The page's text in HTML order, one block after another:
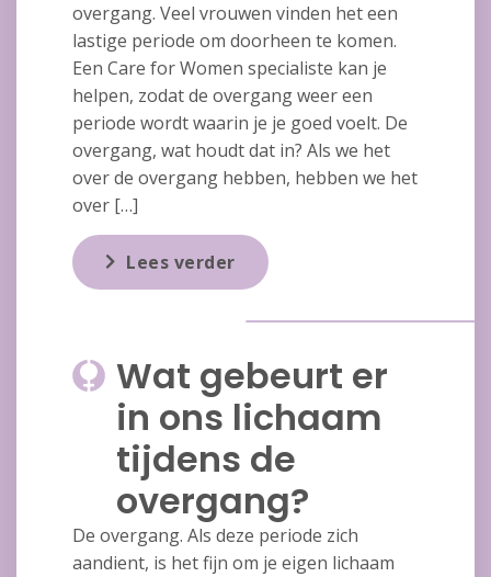
overgang. Veel vrouwen vinden het een
lastige periode om doorheen te komen.
Een Care for Women specialiste kan je
helpen, zodat de overgang weer een
periode wordt waarin je je goed voelt. De
overgang, wat houdt dat in? Als we het
over de overgang hebben, hebben we het
over […]
Lees verder
Wat gebeurt er
in ons lichaam
tijdens de
overgang?
De overgang. Als deze periode zich
aandient, is het fijn om je eigen lichaam